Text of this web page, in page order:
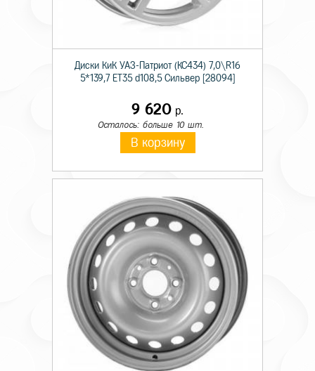
Диски КиК УАЗ-Патриот (КС434) 7,0\R16
5*139,7 ET35 d108,5 Сильвер [28094]
9 620 р.
Осталось: больше 10 шт.
В корзину